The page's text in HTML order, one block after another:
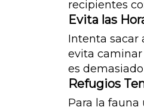
recipientes
Evita las
Intenta sacar
evita
es
Refugios
Para la